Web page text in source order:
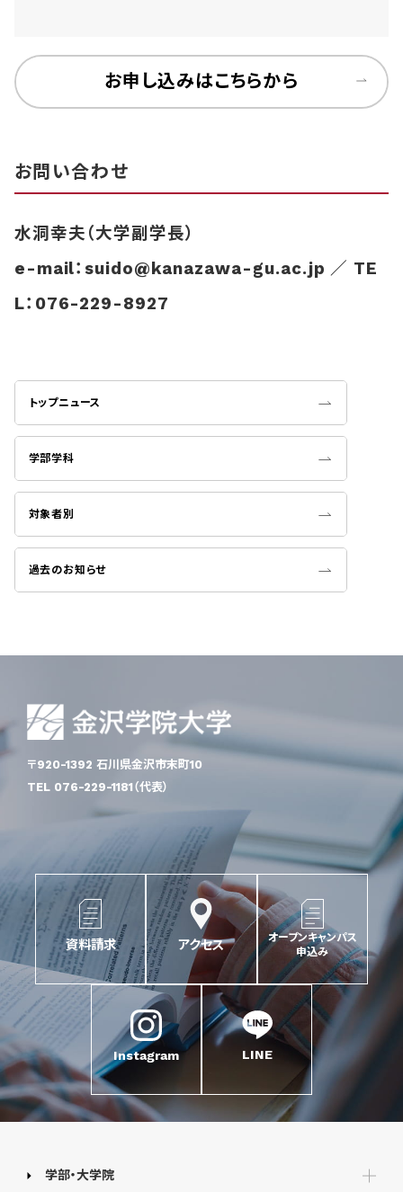
お申し込みはこちらから
お問い合わせ
水洞幸夫（大学副学長）
e-mail： suido@kanazawa-gu.ac.jp ／ TE
L： 076-229-8927
トップニュース
学部学科
対象者別
過去のお知らせ
〒920-1392 石川県金沢市末町10
TEL 076-229-1181（代表）
資料請求 アクセス
オープンキャンパス
申込み
Instagram LINE
学部・大学院